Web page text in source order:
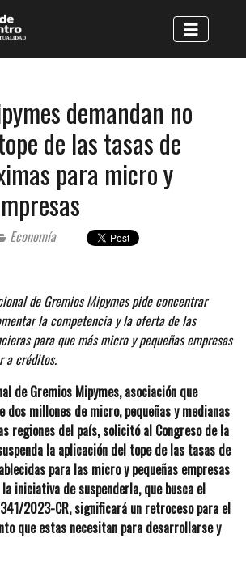
demandan no
de las tasas de
para micro y
Economía
de Gremios Mipymes pide concentrar
la competencia y la oferta de las
para que más micro y pequeñas empresas
a créditos.
de Gremios Mipymes, asociación que
dos millones de micro, pequeñas y medianas
regiones del país, solicitó al Congreso de la
la aplicación del tope de las tasas de
para las micro y pequeñas empresas
iniciativa de suspenderla, que busca el
2023-CR, significará un retroceso para el
que estas necesitan para desarrollarse y